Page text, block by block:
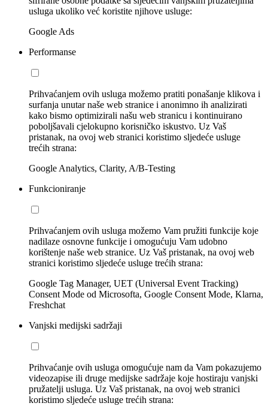
usluga ukoliko već koristite njihove usluge:
Google Ads
Performanse
Prihvaćanjem ovih usluga možemo pratiti ponašanje klikova i
surfanja unutar naše web stranice i anonimno ih analizirati
kako bismo optimizirali našu web stranicu i kontinuirano
poboljšavali cjelokupno korisničko iskustvo. Uz Vaš
pristanak, na ovoj web stranici koristimo sljedeće usluge
trećih strana:
Google Analytics, Clarity, A/B-Testing
Funkcioniranje
Prihvaćanjem ovih usluga možemo Vam pružiti funkcije koje
nadilaze osnovne funkcije i omogućuju Vam udobno
korištenje naše web stranice. Uz Vaš pristanak, na ovoj web
stranici koristimo sljedeće usluge trećih strana:
Google Tag Manager, UET (Universal Event Tracking)
Consent Mode od Microsofta, Google Consent Mode, Klarna,
Freshchat
Vanjski medijski sadržaji
Prihvaćanje ovih usluga omogućuje nam da Vam pokazujemo
videozapise ili druge medijske sadržaje koje hostiraju vanjski
pružatelji usluga. Uz Vaš pristanak, na ovoj web stranici
koristimo sljedeće usluge trećih strana: